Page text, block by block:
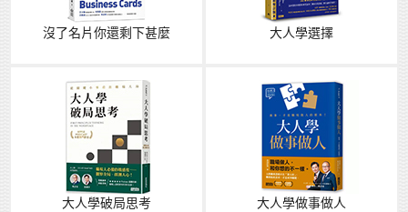
沒了名片你還剩下甚麼 大人學選擇
大人學破局思考 大人學做事做人